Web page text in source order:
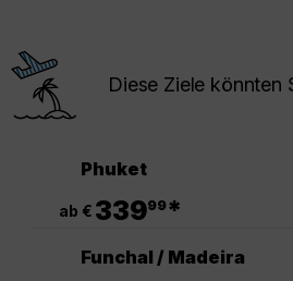
Diese Ziele könnten
Phuket
ab € 33999*
Funchal / Madeira